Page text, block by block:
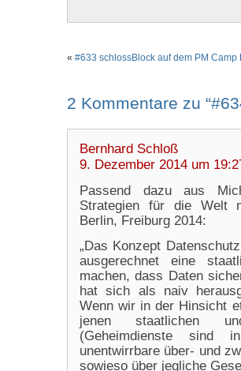
« #633 schlossBlock auf dem PM Camp
2 Kommentare zu
Bernhard Schloß
9. Dezember 2014 um
Passend dazu aus
Strategien für die Welt
Berlin, Freiburg 2014:
„Das Konzept
ausgerechnet eine
machen, dass Daten
hat sich als naiv
Wenn wir in der Hinsicht
jenen staatlichen
(Geheimdienste sind
unentwirrbare über- und
sowieso über jegliche